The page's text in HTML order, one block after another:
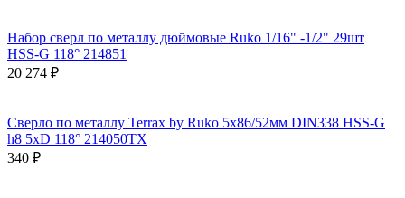
Набор сверл по металлу дюймовые Ruko 1/16" -1/2" 29шт
HSS-G 118° 214851
20 274 ₽
Сверло по металлу Terrax by Ruko 5x86/52мм DIN338 HSS-G
h8 5xD 118° 214050TX
340 ₽